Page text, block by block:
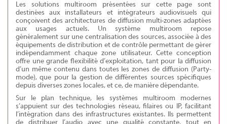
Les solutions multiroom présentées sur cette page sont
destinées aux installateurs et intégrateurs audiovisuels qui
conçoivent des architectures de diffusion multi-zones adaptées
aux usages actuels. Un système multiroom repose
généralement sur une centralisation des sources, associée à des
équipements de distribution et de contrôle permettant de gérer
indépendamment chaque zone utilisateur. Cette conception
offre une grande flexibilité d’exploitation, tant pour la diffusion
d’un même contenu dans toutes les zones de diffusion (Party-
mode), que pour la gestion de différentes sources spécifiques
depuis diverses zones locales, et ce, de manière dépendante.
Sur le plan technique, les systèmes multiroom modernes
s’appuient sur des technologies réseau, filaires ou IP, facilitant
l’intégration dans des infrastructures existantes. Ils permettent